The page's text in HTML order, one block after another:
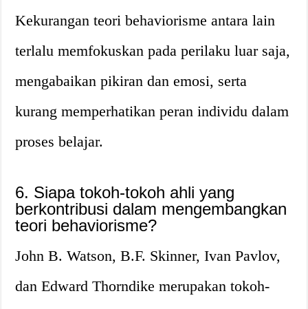
Kekurangan teori behaviorisme antara lain
terlalu memfokuskan pada perilaku luar saja,
mengabaikan pikiran dan emosi, serta
kurang memperhatikan peran individu dalam
proses belajar.
6. Siapa tokoh-tokoh ahli yang
berkontribusi dalam mengembangkan
teori behaviorisme?
John B. Watson, B.F. Skinner, Ivan Pavlov,
dan Edward Thorndike merupakan tokoh-